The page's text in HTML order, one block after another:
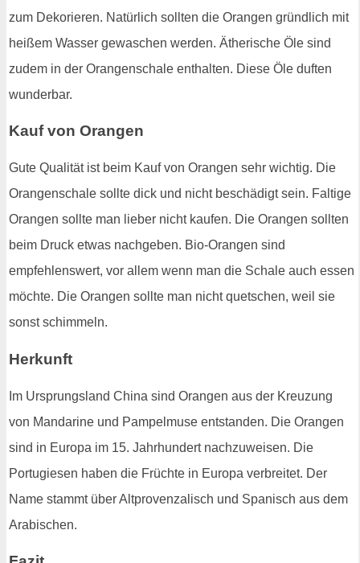
zum Dekorieren. Natürlich sollten die Orangen gründlich mit
heißem Wasser gewaschen werden. Ätherische Öle sind
zudem in der Orangenschale enthalten. Diese Öle duften
wunderbar.
Kauf von Orangen
Gute Qualität ist beim Kauf von Orangen sehr wichtig. Die
Orangenschale sollte dick und nicht beschädigt sein. Faltige
Orangen sollte man lieber nicht kaufen. Die Orangen sollten
beim Druck etwas nachgeben. Bio-Orangen sind
empfehlenswert, vor allem wenn man die Schale auch essen
möchte. Die Orangen sollte man nicht quetschen, weil sie
sonst schimmeln.
Herkunft
Im Ursprungsland China sind Orangen aus der Kreuzung
von Mandarine und Pampelmuse entstanden. Die Orangen
sind in Europa im 15. Jahrhundert nachzuweisen. Die
Portugiesen haben die Früchte in Europa verbreitet. Der
Name stammt über Altprovenzalisch und Spanisch aus dem
Arabischen.